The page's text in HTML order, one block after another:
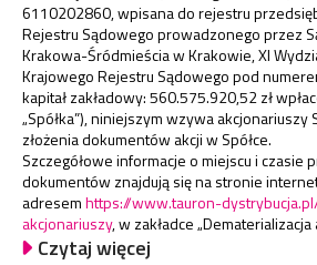
6110202860, wpisana do rejestru
Rejestru Sądowego prowadzonego przez
Krakowa-Śródmieścia w Krakowie, XI
Krajowego Rejestru Sądowego pod
kapitał zakładowy: 560.575.920,52 zł
„Spółka”), niniejszym wzywa akcjonariuszy
złożenia dokumentów akcji w Spółce.
Szczegółowe informacje o miejscu i czasie
dokumentów znajdują się na stronie
adresemhttps://www.tauron-
akcjonariuszy, w zakładce „Dematerializacja
Czytaj więcej